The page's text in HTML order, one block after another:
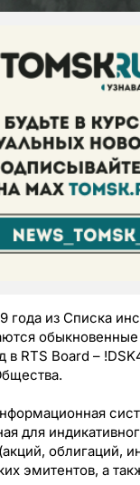
года из Списка
RTS Board –
для
облигаций,
эмитентов, а